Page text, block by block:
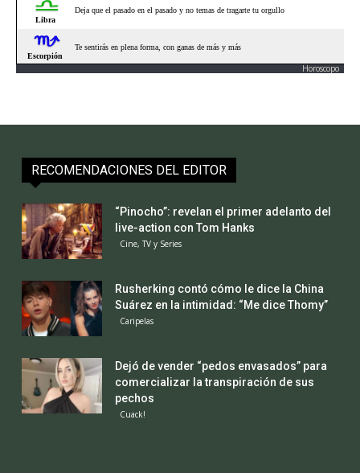
Horoscopo
RECOMENDACIONES DEL EDITOR
“Pinocho”: revelan el primer adelanto del
live-action con Tom Hanks
Cine, TV y Series
Rusherking contó cómo le dice la China
Suárez en la intimidad: “Me dice Thomy”
Caripelas
Dejó de vender “pedos envasados” para
comercializar la transpiración de sus
pechos
Cuack!